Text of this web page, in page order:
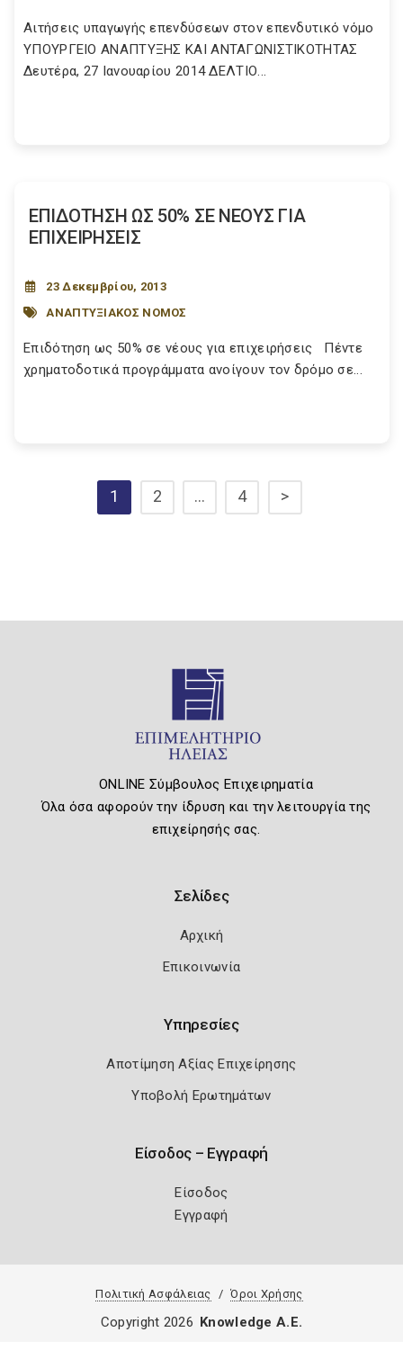
Αιτήσεις υπαγωγής επενδύσεων στον επενδυτικό νόμο
ΥΠΟΥΡΓΕΙΟ ΑΝΑΠΤΥΞΗΣ ΚΑΙ ΑΝΤΑΓΩΝΙΣΤΙΚΟΤΗΤΑΣ
Δευτέρα, 27 Ιανουαρίου 2014 ΔΕΛΤΙΟ...
ΕΠΙΔΟΤΗΣΗ ΩΣ 50% ΣΕ ΝΕΟΥΣ ΓΙΑ
ΕΠΙΧΕΙΡΗΣΕΙΣ
23 Δεκεμβρίου, 2013
ΑΝΑΠΤΥΞΙΑΚΟΣ ΝΟΜΟΣ
Επιδότηση ως 50% σε νέους για επιχειρήσεις Πέντε
χρηματοδοτικά προγράμματα ανοίγουν τον δρόμο σε...
1 2 … 4 >
ONLINE Σύμβουλος Επιχειρηματία
Όλα όσα αφορούν την ίδρυση και την λειτουργία της
επιχείρησής σας.
Σελίδες
Αρχική
Επικοινωνία
Υπηρεσίες
Αποτίμηση Αξίας Επιχείρησης
Υποβολή Ερωτημάτων
Είσοδος – Εγγραφή
Είσοδος
Εγγραφή
Πολιτική Ασφάλειας Όροι Χρήσης
Copyright 2026 Knowledge A.E.